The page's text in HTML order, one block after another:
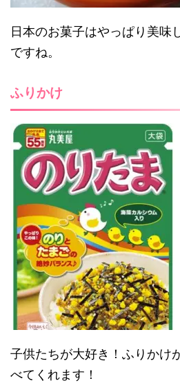
日本のお菓子はやっぱり美
ですね。
ふりかけ
子供たちが大好き！ふりかけ
べてくれます！